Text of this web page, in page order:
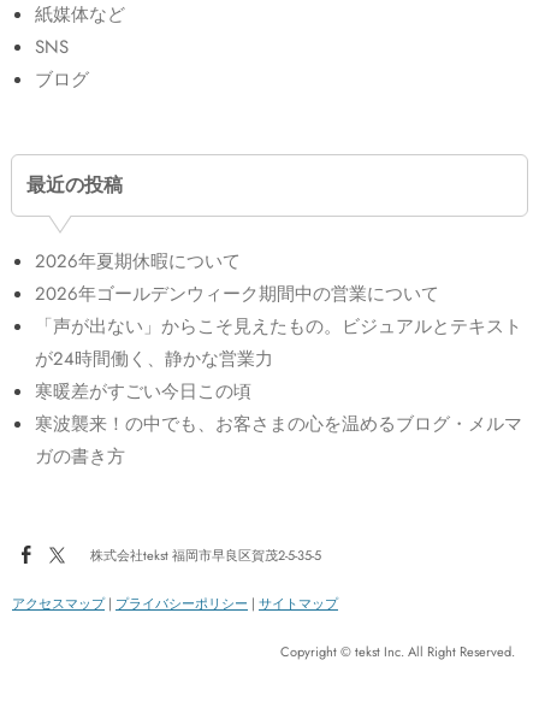
紙媒体など
SNS
ブログ
最近の投稿
2026年夏期休暇について
2026年ゴールデンウィーク期間中の営業について
「声が出ない」からこそ見えたもの。ビジュアルとテキスト
が24時間働く、静かな営業力
寒暖差がすごい今日この頃
寒波襲来！の中でも、お客さまの心を温めるブログ・メルマ
ガの書き方
株式会社tekst 福岡市早良区賀茂2-5-35-5
アクセスマップ| プライバシーポリシー | サイトマップ
Copyright © tekst Inc. All Right Reserved.